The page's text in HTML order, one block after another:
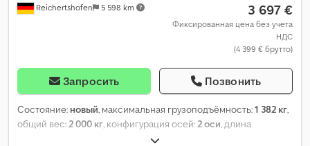
Reichertshofen 5 598 km 3 697 €
Фиксированная цена без учета
НДС
(4 399 € брутто)
Запросить Позвонить
Состояние: новый, максимальная грузоподъёмность:1 382 кг,
общий вес:2 000 кг, конфигурация осей:2 оси, длина
, ширина пространства для